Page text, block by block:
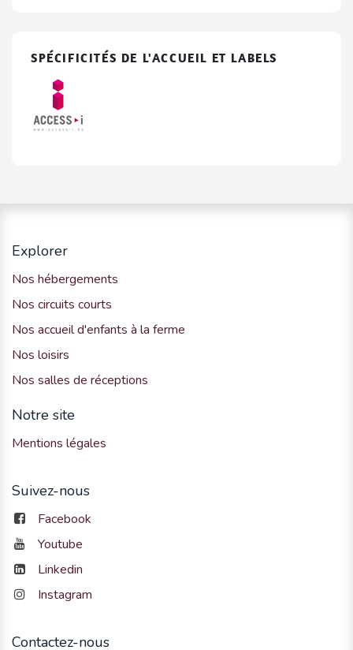
SPÉCIFICITÉS DE L'ACCUEIL ET LABELS
Explorer
Nos hébergements
Nos circuits courts
Nos accueil d'enfants à la ferme
Nos loisirs
Nos salles de réceptions
Notre site
Mentions légales
Suivez-nous
Facebook
Youtube
Linkedin
Instagram
Contactez-nous